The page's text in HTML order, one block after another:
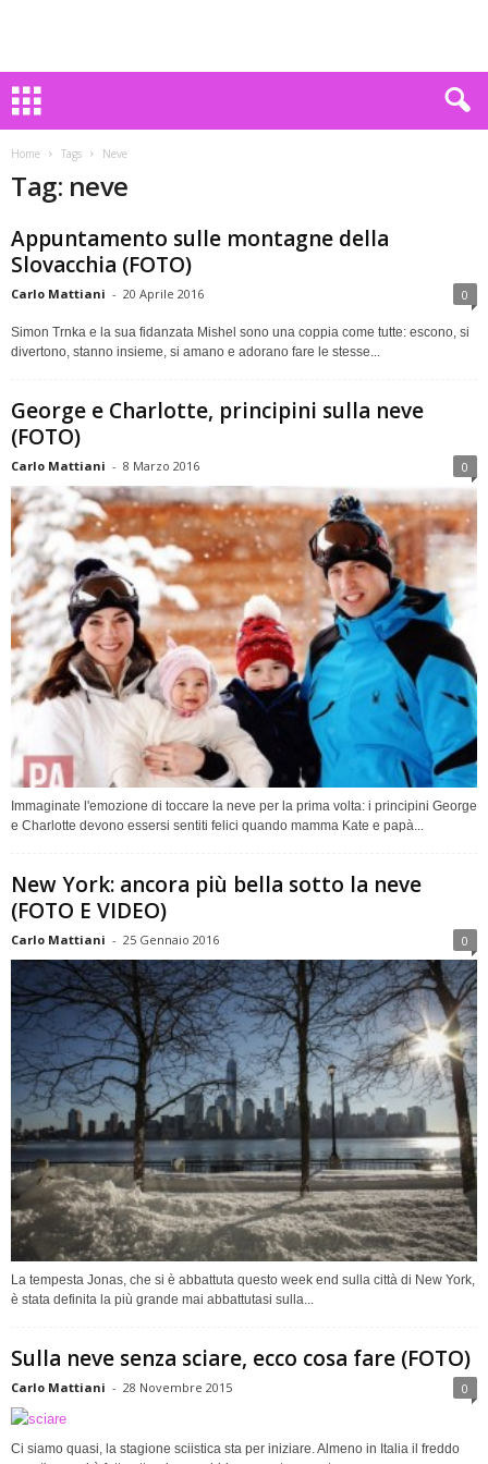
Home Tags Neve
Tag: neve
Appuntamento sulle montagne della
Slovacchia (FOTO)
Carlo Mattiani - 20 Aprile 2016 0
Simon Trnka e la sua fidanzata Mishel sono una coppia come tutte: escono, si
divertono, stanno insieme, si amano e adorano fare le stesse...
George e Charlotte, principini sulla neve
(FOTO)
Carlo Mattiani - 8 Marzo 2016 0
Immaginate l'emozione di toccare la neve per la prima volta: i principini George
e Charlotte devono essersi sentiti felici quando mamma Kate e papà...
New York: ancora più bella sotto la neve
(FOTO E VIDEO)
Carlo Mattiani - 25 Gennaio 2016 0
La tempesta Jonas, che si è abbattuta questo week end sulla città di New York,
è stata definita la più grande mai abbattutasi sulla...
Sulla neve senza sciare, ecco cosa fare (FOTO)
Carlo Mattiani - 28 Novembre 2015 0
Ci siamo quasi, la stagione sciistica sta per iniziare. Almeno in Italia il freddo